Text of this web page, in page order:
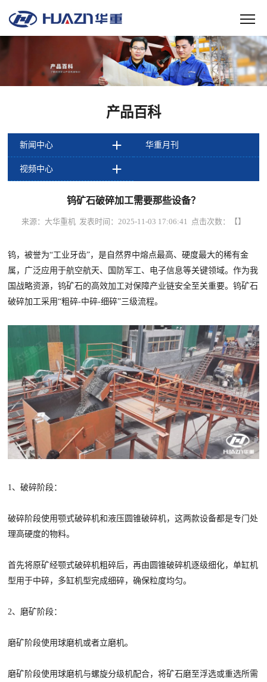
产品百科
新闻中心 华重月刊
视频中心
钨矿石破碎加工需要那些设备？
来源：大华重机 发表时间：2025-11-03 17:06:41 点击次数： 【】
钨，被誉为“工业牙齿”，是自然界中熔点最高、硬度最大的稀有金
属，广泛应用于航空航天、国防军工、电子信息等关键领域。作为我
国战略资源，钨矿石的高效加工对保障产业链安全至关重要。钨矿石
破碎加工采用“粗碎-中碎-细碎”三级流程。
1、破碎阶段：
破碎阶段使用颚式破碎机和液压圆锥破碎机，这两款设备都是专门处
理高硬度的物料。
首先将原矿经颚式破碎机粗碎后，再由圆锥破碎机逐级细化，单缸机
型用于中碎，多缸机型完成细碎，确保粒度均匀。
2、磨矿阶段：
磨矿阶段使用球磨机或者立磨机。
磨矿阶段使用球磨机与螺旋分级机配合，将矿石磨至浮选或重选所需